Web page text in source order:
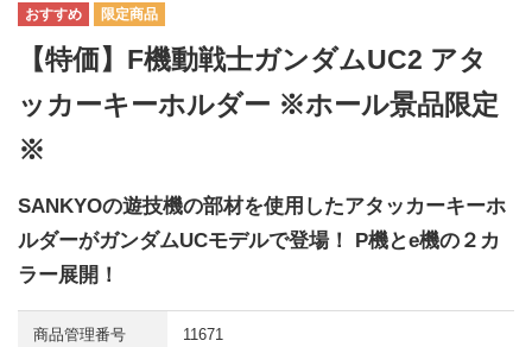
【特価】F機動戦士ガンダムUC2 アタ
ッカーキーホルダー ※ホール景品限定
※
SANKYOの遊技機の部材を使用したアタッカーキーホ
ルダーがガンダムUCモデルで登場！ P機とe機の２カ
ラー展開！
商品管理番号 11671